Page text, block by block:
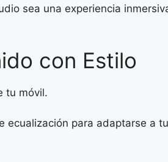
sea una experiencia
con Estilo
tu móvil.
ecualización para adaptarse a